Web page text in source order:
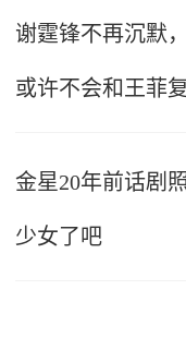
谢霆锋不再沉默
或许不会和王菲复
金星20年前话剧
少女了吧